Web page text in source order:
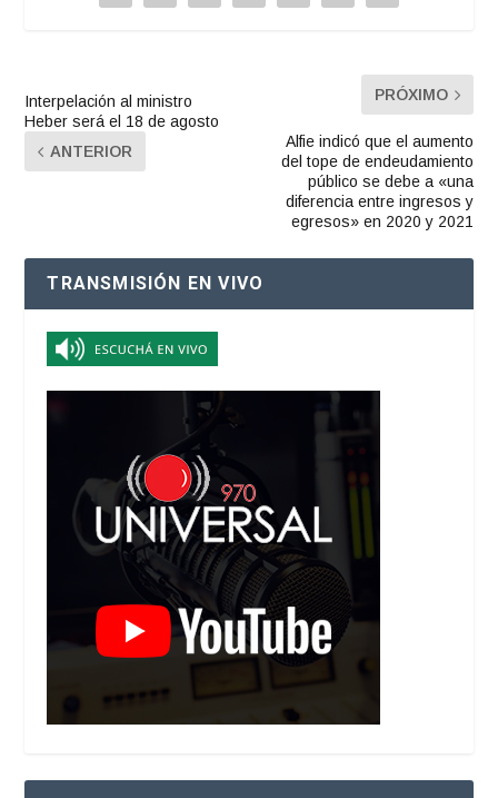
Interpelación al ministro
Heber será el 18 de agosto
ANTERIOR
PRÓXIMO
Alfie indicó que el aumento
del tope de endeudamiento
público se debe a «una
diferencia entre ingresos y
egresos» en 2020 y 2021
TRANSMISIÓN EN VIVO